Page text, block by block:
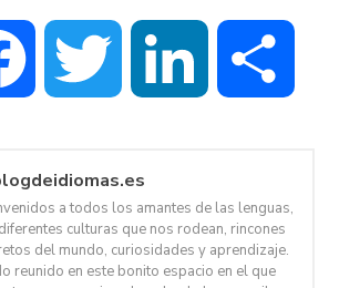
Facebook Twitter LinkedIn
a todos los amantes de las lenguas,
culturas que nos rodean, rincones
del mundo, curiosidades y aprendizaje.
reunido en este bonito espacio en el que